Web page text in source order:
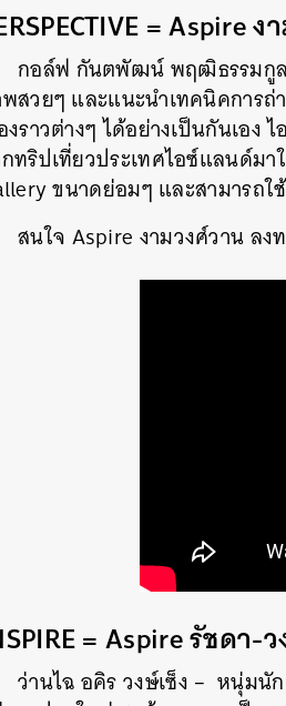
= Aspire
กอล์ฟ กันตพัฒน์ พฤฒิธรรมกูล
สวยๆ และแนะนำเทคนิคการถ่
งราวต่างๆ ได้อย่างเป็นกันเอ
ทริปเที่ยวประเทศไอซ์แลนด์ม
ขนาดย่อมๆ และสามารถ
สนใจ Aspire งามวงศ์วาน ล
= Aspire รัชดา
ว่านไฉ อคิร วงษ์เซ็ง – หนุ่มนั